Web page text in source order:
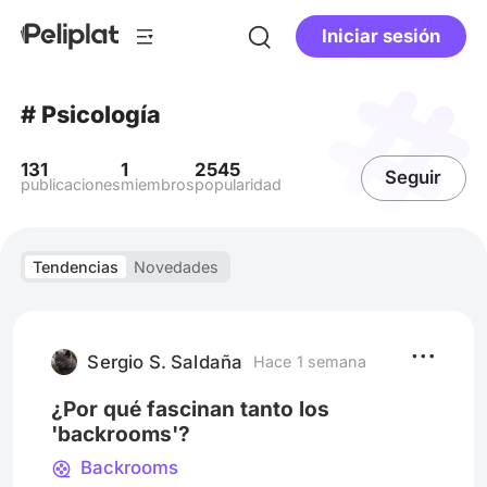
Iniciar sesión
# Psicología
131
publicaciones
1
miembros
2545
popularidad Seguir
Tendencias Novedades
Sergio S. Saldaña Hace 1 semana
¿Por qué fascinan tanto los
'backrooms'?
Backrooms